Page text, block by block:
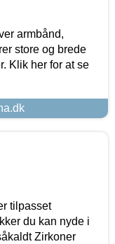
armbånd,
store og brede
Klik her for at se
tilpasset
du kan nyde i
Zirkoner